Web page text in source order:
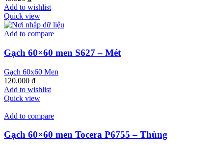
Add to wishlist
Quick view
Add to compare
Gạch 60×60 men S627 – Mét
Gạch 60x60 Men
120.000 ₫
Add to wishlist
Quick view
Add to compare
Gạch 60×60 men Tocera P6755 – Thùng